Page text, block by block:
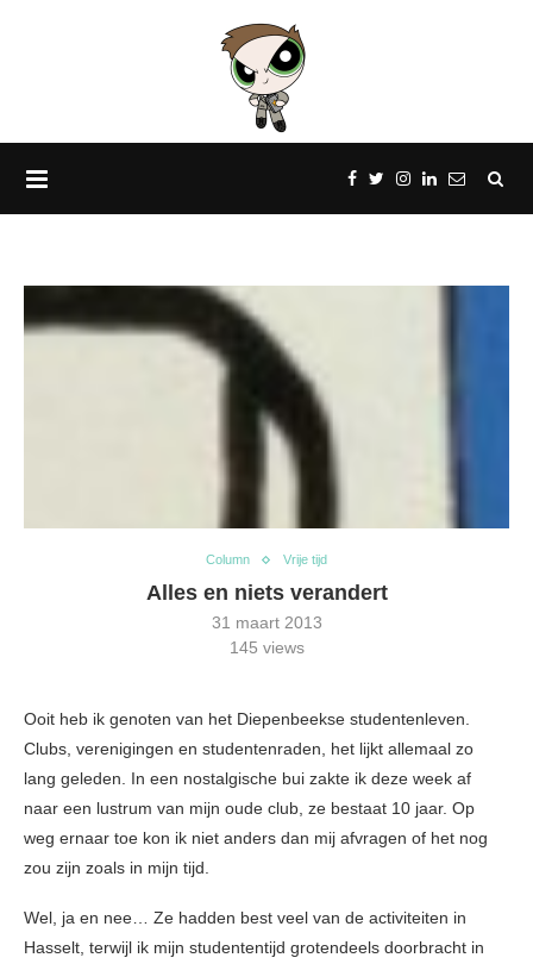
Column Vrije tijd
Alles en niets verandert
31 maart 2013
145 views
Ooit heb ik genoten van het Diepenbeekse studentenleven.
Clubs, verenigingen en studentenraden, het lijkt allemaal zo
lang geleden. In een nostalgische bui zakte ik deze week af
naar een lustrum van mijn oude club, ze bestaat 10 jaar. Op
weg ernaar toe kon ik niet anders dan mij afvragen of het nog
zou zijn zoals in mijn tijd.
Wel, ja en nee… Ze hadden best veel van de activiteiten in
Hasselt, terwijl ik mijn studententijd grotendeels doorbracht in